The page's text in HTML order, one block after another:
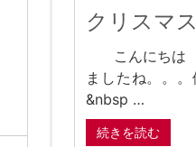
クリスマ
こんにちは
ましたね。。
&nbsp …
続きを読む